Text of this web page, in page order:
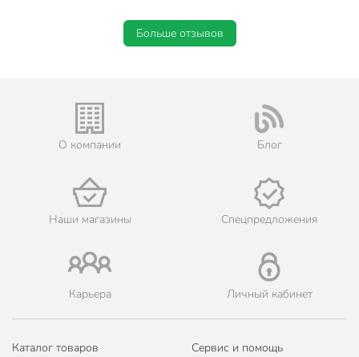
Больше отзывов
О компании Блог
Наши магазины Спецпредложения
Карьера Личный кабинет
Каталог товаров Сервис и помощь